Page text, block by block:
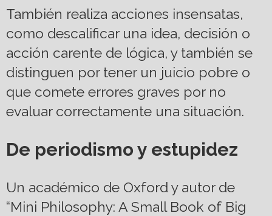
También realiza acciones insensatas,
como descalificar una idea, decisión o
acción carente de lógica, y también se
distinguen por tener un juicio pobre o
que comete errores graves por no
evaluar correctamente una situación.
De periodismo y estupidez
Un académico de Oxford y autor de
“Mini Philosophy: A Small Book of Big